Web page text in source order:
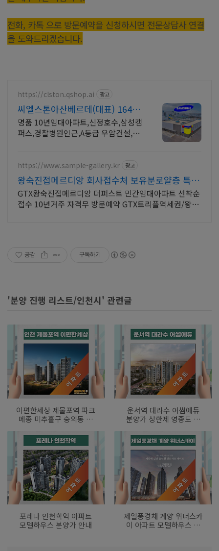
전화, 카톡 으로 방문예약을 신청하시면 전문상담사 연결
을 도와드리겠습니다.
https://clston.qshop.ai 광고
씨엘스톤아산베르데(대표) 1644
1896 방문등록
명품 10년임대아파트,신정호수,삼성캠
퍼스,경찰병원인근,A등급 우암건설,견
https://www.sample-gallery.kr 광고
왕숙진접메르디앙 회사접수처 보유분로얄층 특별
접수중
GTX왕숙진접메르디앙 더퍼스트 민간임대아파트 선착순
접수 10년거주 자격무 방문예약 GTX트리플역세권/왕숙
공감 구독하기
'분양 진행 리스트/인천시' 관련글
이편한세상 제물포역 파크
메종 미추홀구 숭의동 아
정보 안내
운서역 대라수 어썸에듀
분양가 상한제 영종도 아
포레나 인천학익 아파트
모델하우스 분양가 안내
제일풍경채 계양 위너스카
이 아파트 모델하우스 관